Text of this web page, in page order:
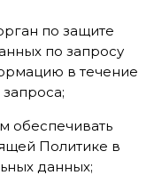
по защите
по запросу
в течение
обеспечивать
Политике в
данных;